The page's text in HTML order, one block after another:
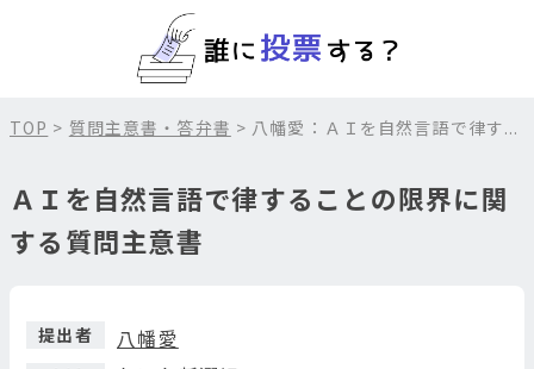
TOP > 質問主意書・答弁書 > 八幡愛：ＡＩを自然言語で律す...
ＡＩを自然言語で律することの限界に関
する質問主意書
提出者 八幡愛